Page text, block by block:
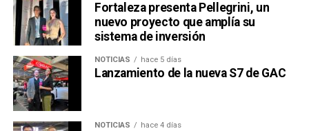
Fortaleza presenta Pellegrini, un
nuevo proyecto que amplía su
sistema de inversión
NOTICIAS hace 5 días
Lanzamiento de la nueva S7 de GAC
NOTICIAS hace 4 días